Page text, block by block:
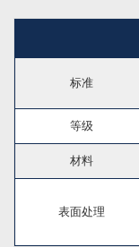
标准
等级
材料
表面处理